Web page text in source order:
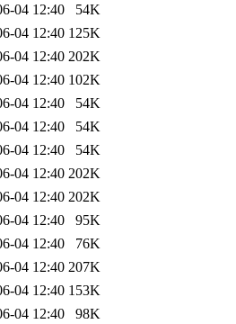
04 12:40
54K
04 12:40 125K
04 12:40 202K
04 12:40 102K
04 12:40
54K
04 12:40
54K
04 12:40
54K
04 12:40 202K
04 12:40 202K
04 12:40
95K
04 12:40
76K
04 12:40 207K
04 12:40 153K
04 12:40
98K